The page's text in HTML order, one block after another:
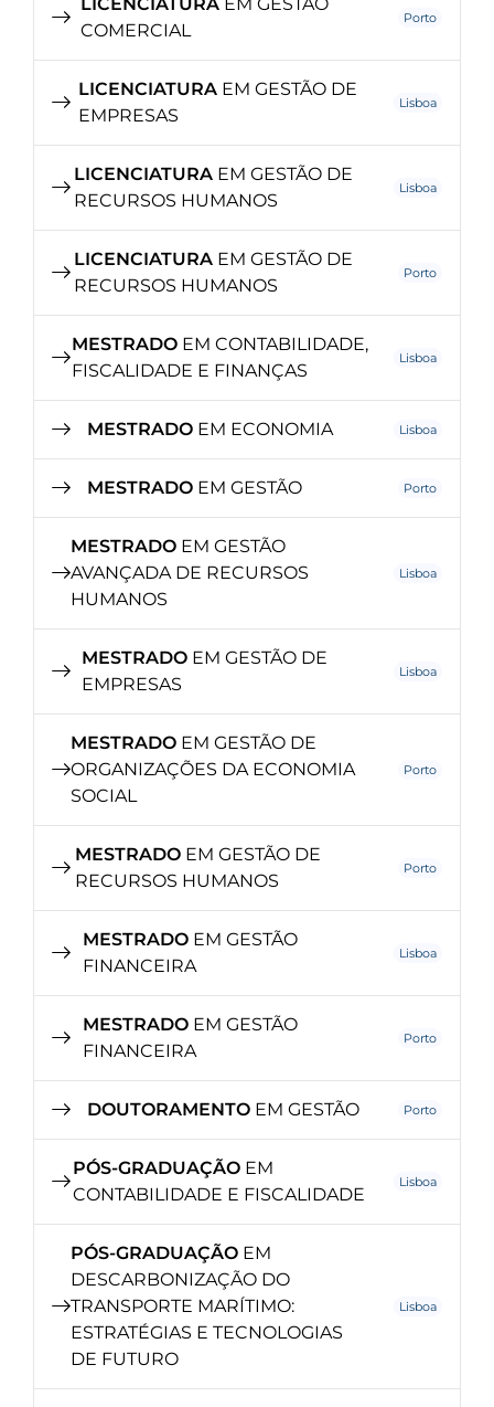
COMERCIAL
Porto
LICENCIATURA EM GESTÃO DE
EMPRESAS
Lisboa
LICENCIATURAEM GESTÃO DE
RECURSOS HUMANOS
Lisboa
LICENCIATURAEM GESTÃO DE
RECURSOS HUMANOS
Porto
MESTRADOEM CONTABILIDADE,
FISCALIDADE E FINANÇAS
Lisboa
MESTRADO EM ECONOMIA Lisboa
MESTRADO EM GESTÃO Porto
MESTRADO EM GESTÃO
AVANÇADA DE RECURSOS
HUMANOS
Lisboa
MESTRADOEM GESTÃO DE
EMPRESAS
Lisboa
MESTRADO EM GESTÃO DE
ORGANIZAÇÕES DA ECONOMIA
SOCIAL
Porto
MESTRADO EM GESTÃO DE
RECURSOS HUMANOS
Porto
MESTRADOEM GESTÃO
FINANCEIRA
Lisboa
MESTRADO EM GESTÃO
FINANCEIRA
Porto
DOUTORAMENTO EM GESTÃO Porto
PÓS-GRADUAÇÃO EM
CONTABILIDADE E FISCALIDADE
Lisboa
PÓS-GRADUAÇÃO EM
DESCARBONIZAÇÃO DO
TRANSPORTE MARÍTIMO:
ESTRATÉGIAS E TECNOLOGIAS
DE FUTURO
Lisboa